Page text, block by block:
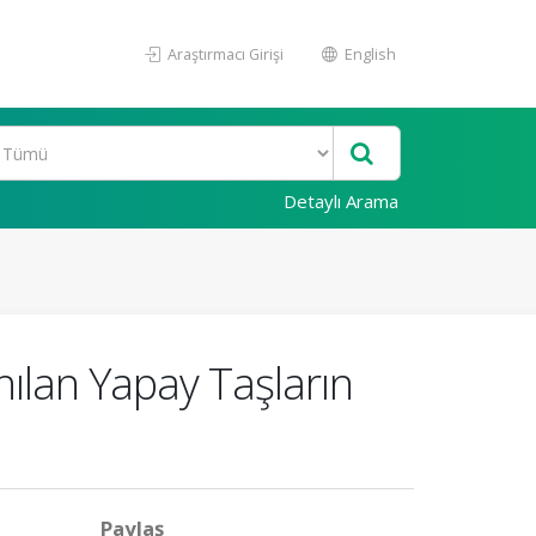
Araştırmacı Girişi English
Detaylı Arama
Yapay Taşların
Paylaş